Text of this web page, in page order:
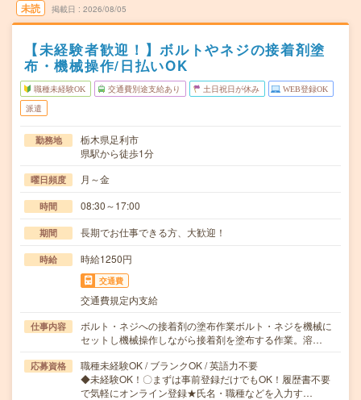
未読 掲載日 2026/08/05
【未経験者歓迎！】ボルトやネジの接着剤塗
布・機械操作/日払いOK
職種未経験OK 交通費別途支給あり 土日祝日が休み WEB登録OK
派遣
勤務地
栃木県足利市
県駅から徒歩1分
曜日頻度 月～金
時間 08:30～17:00
期間 長期でお仕事できる方、大歓迎！
時給 時給1250円
交通費
交通費規定内支給
仕事内容
ボルト・ネジへの接着剤の塗布作業ボルト・ネジを機械に
セットし機械操作しながら接着剤を塗布する作業。溶…
応募資格
職種未経験OK / ブランクOK / 英語力不要
◆未経験OK！〇まずは事前登録だけでもOK！履歴書不要
で気軽にオンライン登録★氏名・職種などを入力す…